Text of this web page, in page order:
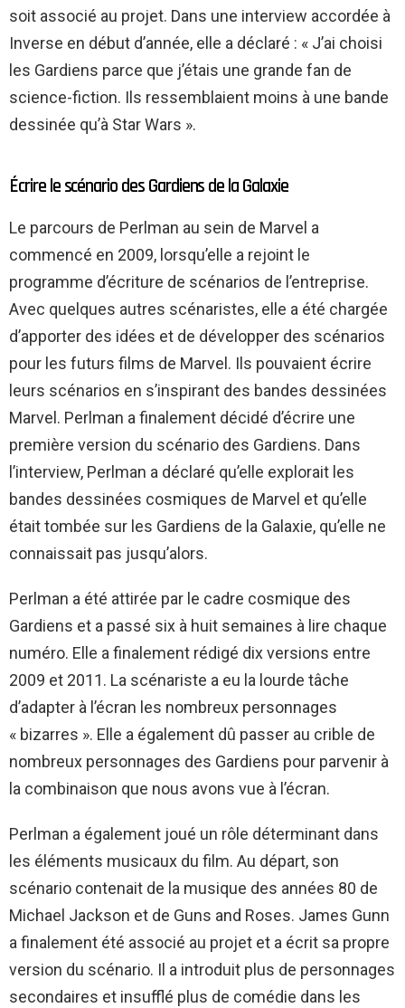
soit associé au projet. Dans une interview accordée à
Inverse en début d’année, elle a déclaré : « J’ai choisi
les Gardiens parce que j’étais une grande fan de
science-fiction. Ils ressemblaient moins à une bande
dessinée qu’à Star Wars ».
Écrire le scénario des Gardiens de la Galaxie
Le parcours de Perlman au sein de Marvel a
commencé en 2009, lorsqu’elle a rejoint le
programme d’écriture de scénarios de l’entreprise.
Avec quelques autres scénaristes, elle a été chargée
d’apporter des idées et de développer des scénarios
pour les futurs films de Marvel. Ils pouvaient écrire
leurs scénarios en s’inspirant des bandes dessinées
Marvel. Perlman a finalement décidé d’écrire une
première version du scénario des Gardiens. Dans
l’interview, Perlman a déclaré qu’elle explorait les
bandes dessinées cosmiques de Marvel et qu’elle
était tombée sur les Gardiens de la Galaxie, qu’elle ne
connaissait pas jusqu’alors.
Perlman a été attirée par le cadre cosmique des
Gardiens et a passé six à huit semaines à lire chaque
numéro. Elle a finalement rédigé dix versions entre
2009 et 2011. La scénariste a eu la lourde tâche
d’adapter à l’écran les nombreux personnages
« bizarres ». Elle a également dû passer au crible de
nombreux personnages des Gardiens pour parvenir à
la combinaison que nous avons vue à l’écran.
Perlman a également joué un rôle déterminant dans
les éléments musicaux du film. Au départ, son
scénario contenait de la musique des années 80 de
Michael Jackson et de Guns and Roses. James Gunn
a finalement été associé au projet et a écrit sa propre
version du scénario. Il a introduit plus de personnages
secondaires et insufflé plus de comédie dans les